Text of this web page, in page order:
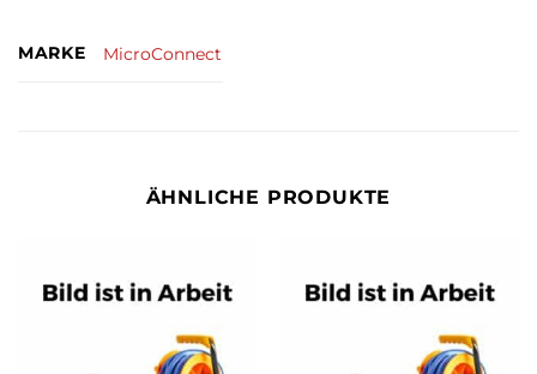
MARKE MicroConnect
ÄHNLICHE PRODUKTE